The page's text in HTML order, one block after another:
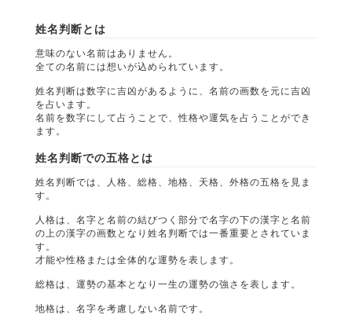
姓名判断とは
意味のない名前はありません。
全ての名前には想いが込められています。
姓名判断は数字に吉凶があるように、名前の画数を元に吉凶
を占います。
名前を数字にして占うことで、性格や運気を占うことができ
ます。
姓名判断での五格とは
姓名判断では、人格、総格、地格、天格、外格の五格を見ま
す。
人格は、名字と名前の結びつく部分で名字の下の漢字と名前
の上の漢字の画数となり姓名判断では一番重要とされていま
す。
才能や性格または全体的な運勢を表します。
総格は、運勢の基本となり一生の運勢の強さを表します。
地格は、名字を考慮しない名前です。